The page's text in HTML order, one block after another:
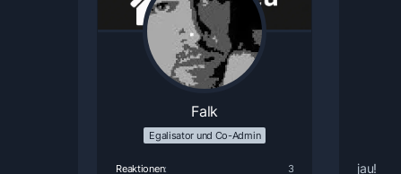
Falk
Egalisator und Co-Admin
Reaktionen 3 jau!